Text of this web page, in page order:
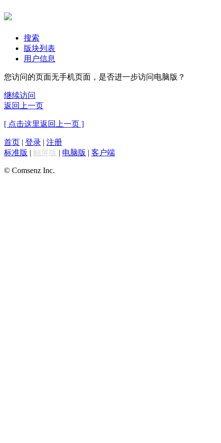
搜索
版块列表
用户信息
您访问的页面无手机页面，是否进一步访问电脑版？
继续访问
返回上一页
[ 点击这里返回上一页 ]
首页 | 登录 | 注册
标准版 | 触屏版 | 电脑版 | 客户端
© Comsenz Inc.